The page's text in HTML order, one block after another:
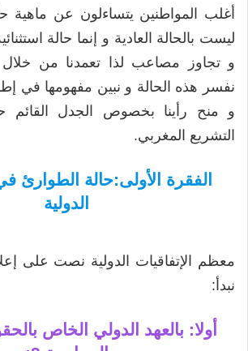
أغلب المواطنين يتساءلون عن ماهية
ليست بالحالة العادية و إنما حالة
و تجاوز مصاعب لذا تعمدنا من
نفسر هذه الحالة و نبين مفهومها في
و منح رأينا بخصوص الجدل القائم
التشريع المغربي.
الفقرة الأولى:حالة الطوارئ
الدولية
معظم الإتفاقيات الدولية نصت على
نبدأ:
أولا: بالعهد الدولي الخاص